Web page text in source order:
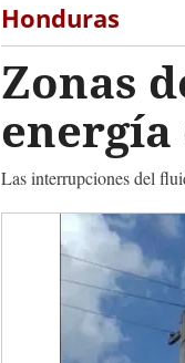
Honduras
Zonas
energía
Las interrupciones del